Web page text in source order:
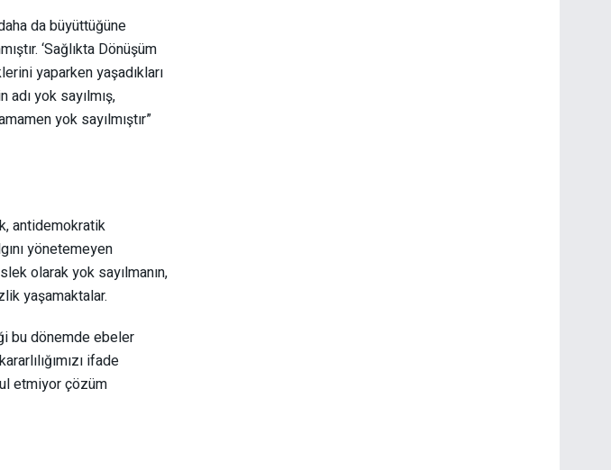
da büyüttüğüne
‘Sağlıkta Dönüşüm
yaparken yaşadıkları
yok sayılmış,
yok sayılmıştır”
antidemokratik
yönetemeyen
olarak yok sayılmanın,
yaşamaktalar.
bu dönemde ebeler
ifade
etmiyor çözüm